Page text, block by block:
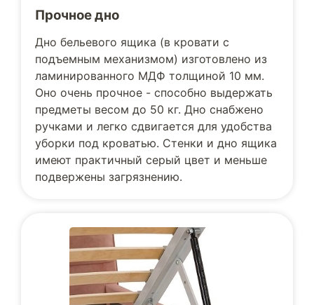
Прочное дно
Дно бельевого ящика (в кровати с
подъемным механизмом) изготовлено из
ламинированного МДФ толщиной 10 мм.
Оно очень прочное - способно выдержать
предметы весом до 50 кг. Дно снабжено
ручками и легко сдвигается для удобства
уборки под кроватью. Стенки и дно ящика
имеют практичный серый цвет и меньше
подвержены загрязнению.